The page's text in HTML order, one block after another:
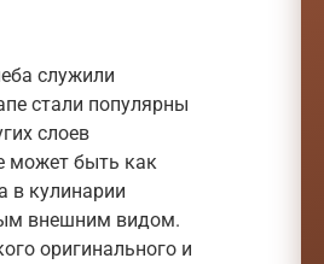
служили
стали популярны
слоев
может быть как
в кулинарии
внешним видом.
оригинального и